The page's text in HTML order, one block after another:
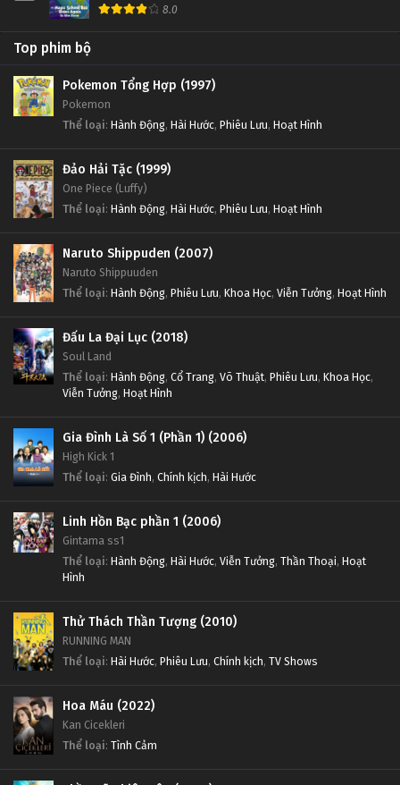
8.0
Top phim bộ
Pokemon Tổng Hợp (1997)
Pokemon
Thể loại: Hành Động, Hài Hước, Phiêu Lưu, Hoạt Hình
Đảo Hải Tặc (1999)
One Piece (Luffy)
Thể loại: Hành Động, Hài Hước, Phiêu Lưu, Hoạt Hình
Naruto Shippuden (2007)
Naruto Shippuuden
Thể loại: Hành Động, Phiêu Lưu, Khoa Học, Viễn Tưởng, Hoạt Hình
Đấu La Đại Lục (2018)
Soul Land
Thể loại: Hành Động, Cổ Trang, Võ Thuật, Phiêu Lưu, Khoa Học,
Viễn Tưởng, Hoạt Hình
Gia Đình Là Số 1 (Phần 1) (2006)
High Kick 1
Thể loại: Gia Đình, Chính kịch, Hài Hước
Linh Hồn Bạc phần 1 (2006)
Gintama ss1
Thể loại: Hành Động, Hài Hước, Viễn Tưởng, Thần Thoại, Hoạt
Hình
Thử Thách Thần Tượng (2010)
RUNNING MAN
Thể loại: Hài Hước, Phiêu Lưu, Chính kịch, TV Shows
Hoa Máu (2022)
Kan Cicekleri
Thể loại: Tình Cảm